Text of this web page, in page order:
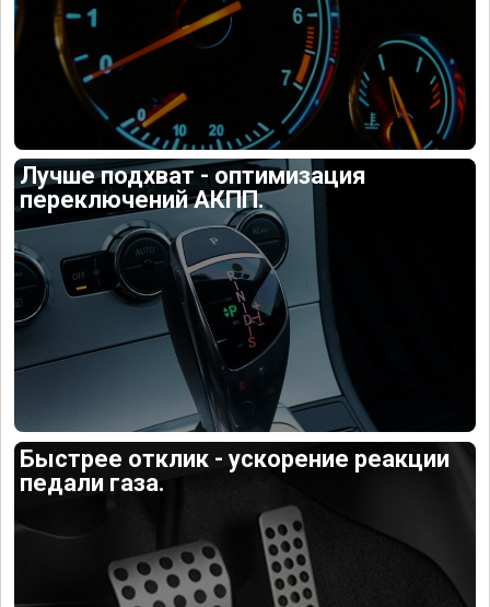
Лучше подхват - оптимизация
переключений АКПП.
Быстрее отклик - ускорение реакции
педали газа.